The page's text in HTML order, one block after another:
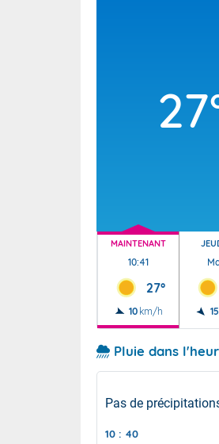
MAINTENANT
10:41
27°
10 km/h 15
Pluie dans
Pas de
10 : 40